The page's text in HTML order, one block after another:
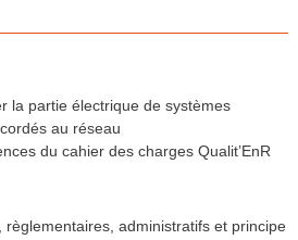
la partie électrique de systèmes
au réseau
du cahier des charges Qualit’EnR
règlementaires, administratifs et principe